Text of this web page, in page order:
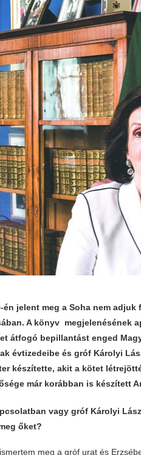
én jelent meg a Soha nem
A könyv megjelenésének
átfogó bepillantást enged
évtizedeibe és gróf Károlyi
készítette, akit a kötet
már korábban is készített
vagy gróf Károlyi
őket?
meg a gróf urat és